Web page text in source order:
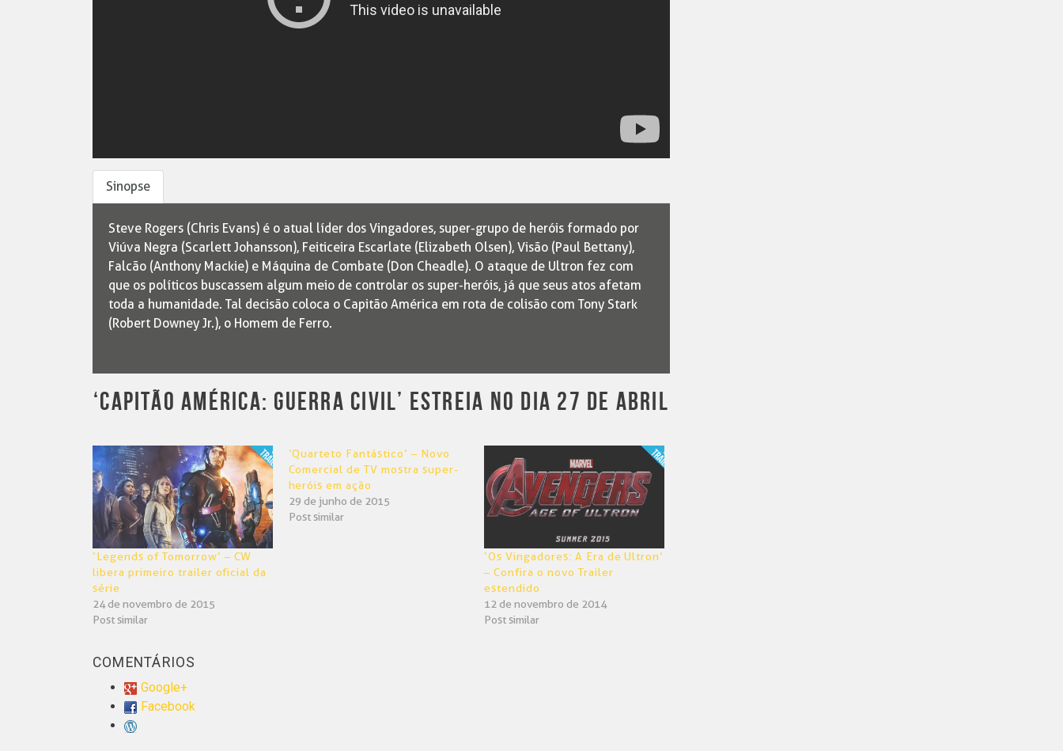
Sinopse
Steve Rogers (Chris Evans) é o atual líder dos Vingadores, super-grupo de heróis formado por
Viúva Negra (Scarlett Johansson), Feiticeira Escarlate (Elizabeth Olsen), Visão (Paul Bettany),
Falcão (Anthony Mackie) e Máquina de Combate (Don Cheadle). O ataque de Ultron fez com
que os políticos buscassem algum meio de controlar os super-heróis, já que seus atos afetam
toda a humanidade. Tal decisão coloca o Capitão América em rota de colisão com Tony Stark
(Robert Downey Jr.), o Homem de Ferro.
‘CAPITÃO AMÉRICA: GUERRA CIVIL’ ESTREIA NO DIA 27 DE ABRIL
‘Legends of Tomorrow’ – CW
libera primeiro trailer oficial da
série
24 de novembro de 2015
Post similar
‘Quarteto Fantástico’ – Novo
Comercial de TV mostra super-
heróis em ação
29 de junho de 2015
Post similar
‘Os Vingadores: A Era de Ultron’
– Confira o novo Trailer
estendido
12 de novembro de 2014
Post similar
COMENTÁRIOS
Google+
Facebook